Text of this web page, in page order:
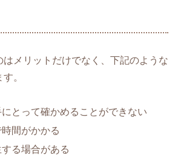
はメリットだけでなく、下記のような
。
とって確かめることができない
間がかかる
る場合がある